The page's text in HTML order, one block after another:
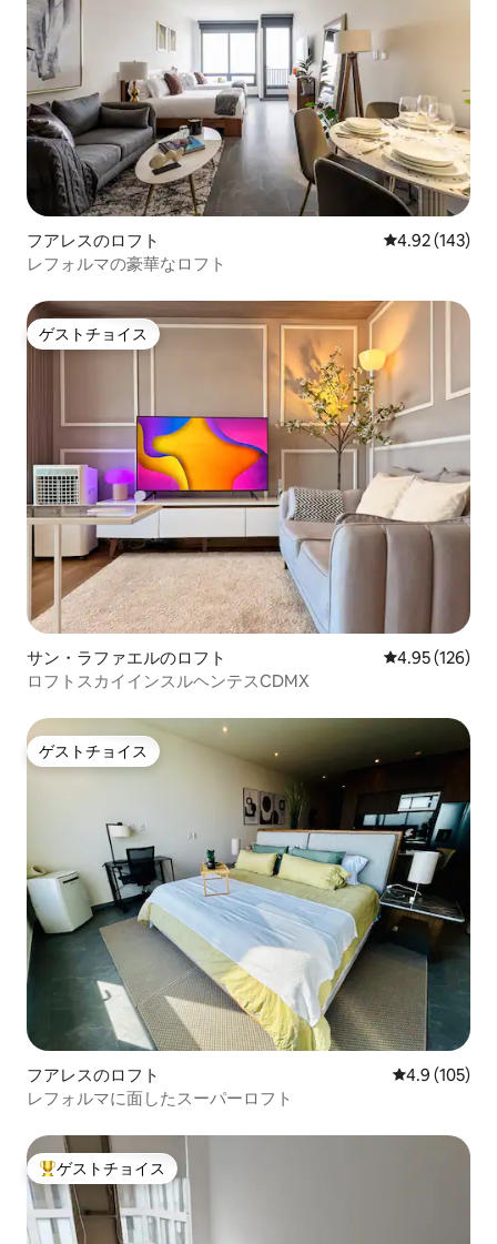
フアレスのロフト レビュー143
4.92 (143)
レフォルマの豪華なロフト
ゲストチョイス
ゲストチョイス
サン・ラファエルのロフト レビュー126
4.95 (126)
ロフトスカイインスルヘンテスCDMX
ゲストチョイス
ゲストチョイス
フアレスのロフト レビュー105
4.9 (105)
レフォルマに面したスーパーロフト
大好評のゲストチョイスです。
ゲストチョイス